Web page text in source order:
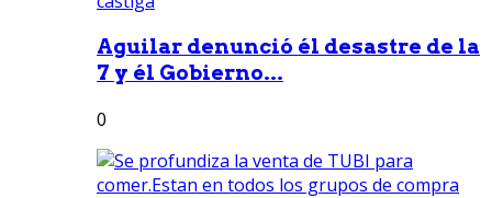
Aguilar denunció él desastre de la
7 y él Gobierno...
0